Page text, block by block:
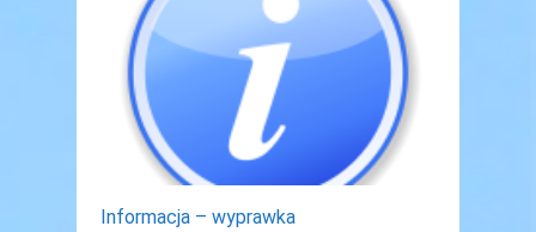
Informacja – wyprawka